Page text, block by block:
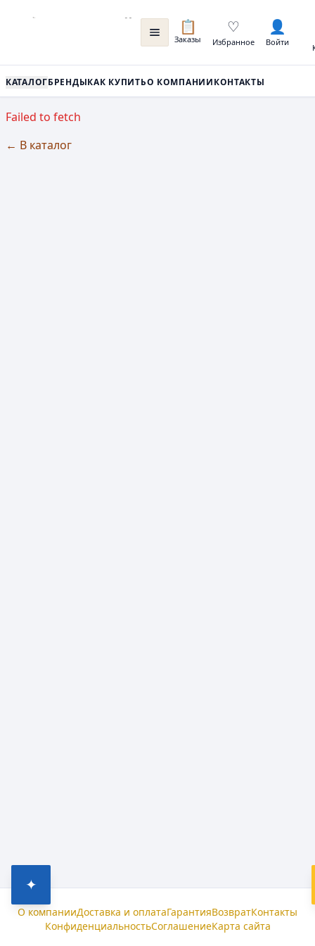
📋
Заказы
♡
Избранное
👤
Войти
КАТАЛОГБРЕНДЫКАК КУПИТЬО КОМПАНИИКОНТАКТЫ
Failed to fetch
← В каталог
✦
О компанииДоставка и оплатаГарантияВозвратКонтакты
КонфиденциальностьСоглашениеКарта сайта